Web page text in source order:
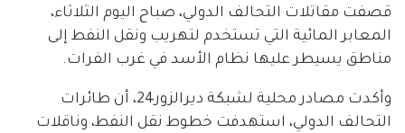
قصفت مقاتلات التحالف الدولي، صباح اليوم الثلاثاء،
المعابر المائية التي تستخدم لتهريب ونقل النفط إلى
مناطق يسيطر عليها نظام الأسد في غرب الفرات.
وأكدت مصادر محلية لشبكة ديرالزور24، أن طائرات
التحالف الدولي، استهدفت خطوط نقل النفط، وناقلات